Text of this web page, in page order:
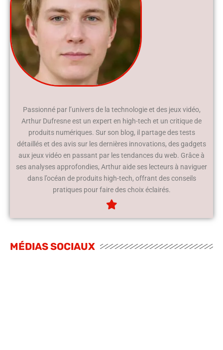
Passionné par l’univers de la technologie et des jeux vidéo,
Arthur Dufresne est un expert en high-tech et un critique de
produits numériques. Sur son blog, il partage des tests
détaillés et des avis sur les dernières innovations, des gadgets
aux jeux vidéo en passant par les tendances du web. Grâce à
ses analyses approfondies, Arthur aide ses lecteurs à naviguer
dans l’océan de produits high-tech, offrant des conseils
pratiques pour faire des choix éclairés.
MÉDIAS SOCIAUX